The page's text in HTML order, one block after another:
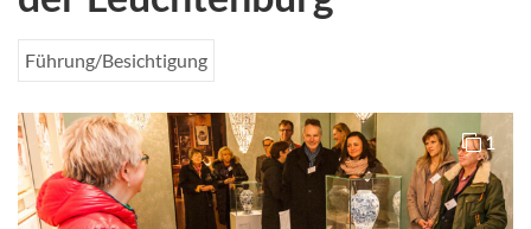
Führung/Besichtigung
1